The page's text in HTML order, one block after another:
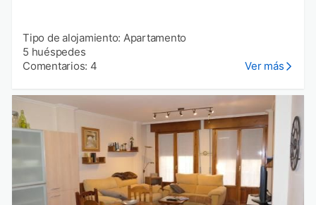
Tipo de alojamiento: Apartamento
5 huéspedes
Comentarios: 4
Ver más